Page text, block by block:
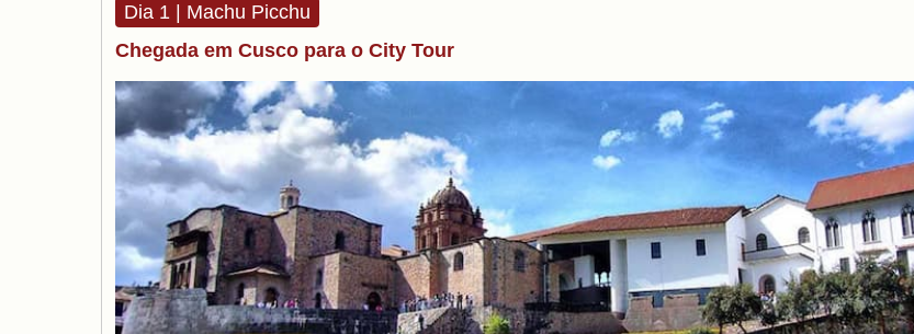
Dia 1 | Machu Picchu
Chegada em Cusco para o City Tour